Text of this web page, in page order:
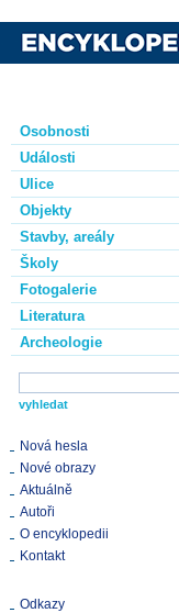
Osobnosti
Události
Ulice
Objekty
Stavby, areály
Školy
Fotogalerie
Literatura
Archeologie
Nová hesla
Nové obrazy
Aktuálně
Autoři
O encyklopedii
Kontakt
Odkazy